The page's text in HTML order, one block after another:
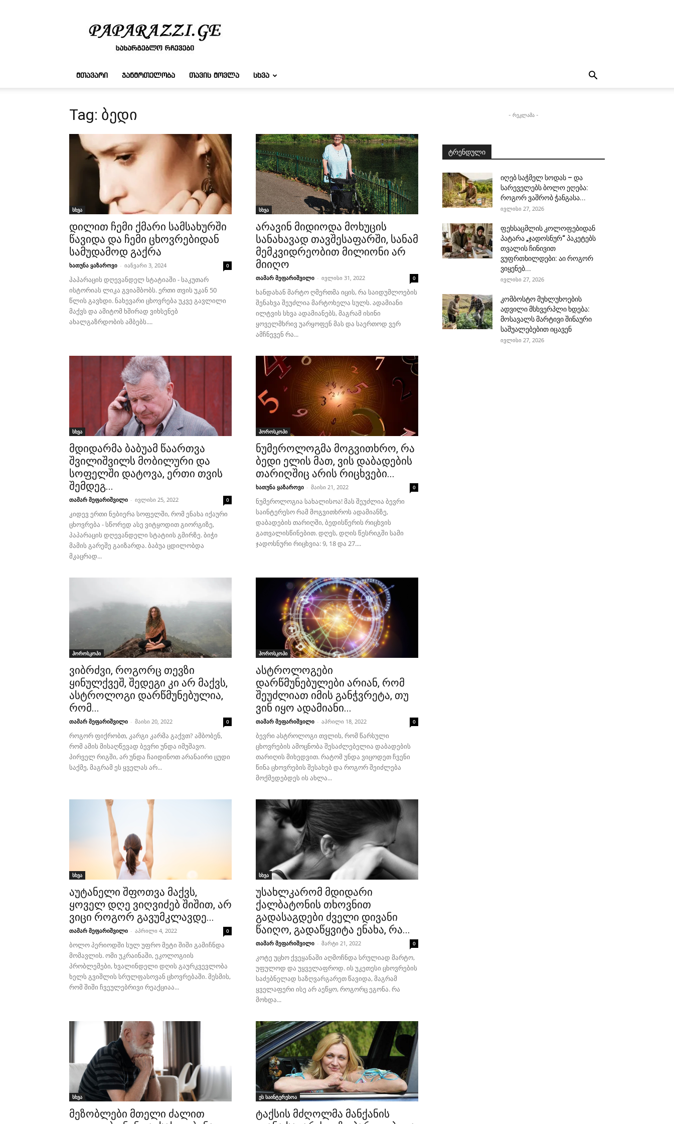
რჩევები
ᲛᲗᲐᲕᲐᲠᲘ ᲯᲐᲜᲛᲠᲗᲔᲚᲝᲑᲐ ᲗᲐᲕᲘᲡ ᲛᲝᲕᲚᲐ ᲡᲮᲕᲐ
Tag: ბედი
სხვა
დილით ჩემი ქმარი სამსახურში
წავიდა და ჩემი ცხოვრებიდან
სამუდამოდ გაქრა
ხათუნა ყაზაროვი - იანვარი 3, 2024 0
პაპარაცის დღევანდელ სტატიაში - საკუთარ
ისტორიას ლიკა გვიამბობს. ერთი თვის უკან 50
წლის გავხდი. ნახევარი ცხოვრება უკვე გავლილი
მაქვს და ამიტომ ხშირად ვიხსენებ
ახალგაზრდობის ამბებს....
სხვა
არავინ მიდიოდა მოხუცის
სანახავად თავშესაფარში, სანამ
მემკვიდრეობით მილიონი არ
მიიღო
თამარ მეფარიშვილი - ივლისი 31, 2022 0
ხანდახან მარტო ღმერთმა იცის, რა საიდუმლოების
შენახვა შეუძლია მარტოხელა სულს. ადამიანი
ილტვის სხვა ადამიანებს, მაგრამ ისინი
ყოველმხრივ უარყოფენ მას და საერთოდ ვერ
ამჩნევენ რა...
სხვა
მდიდარმა ბაბუამ წაართვა
შვილიშვილს მობილური და
სოფელში დატოვა, ერთი თვის
შემდეგ...
თამარ მეფარიშვილი - ივლისი 25, 2022 0
კიდევ ერთი ნებიერა სოფელში, რომ ენახა იქაური
ცხოვრება - სწორედ ასე ვიტყოდით გიორგიზე,
პაპარაცის დღევანდელი სტატიის გმირზე. ბიჭი
მამის გარეშე გაიზარდა. ბაბუა ცდილობდა
მკაცრად...
ჰოროსკოპი
ნუმეროლოგმა მოგვითხრო, რა
ბედი ელის მათ, ვის დაბადების
თარიღშიც არის რიცხვები...
ხათუნა ყაზაროვი - მაისი 21, 2022 0
ნუმეროლოგია სახალისოა! მას შეუძლია ბევრი
საინტერესო რამ მოგვითხროს ადამიანზე,
დაბადების თარიღში, ბედისწერის რიცხვის
გათვალისწინებით. დღეს, დღის წესრიგში სამი
ჯადოსნური რიცხვია: 9, 18 და 27....
ჰოროსკოპი
ვიბრძვი, როგორც თევზი
ყინულქვეშ, შედეგი კი არ მაქვს,
ასტროლოგი დარწმუნებულია,
რომ...
თამარ მეფარიშვილი - მაისი 20, 2022 0
როგორ ფიქრობთ, კარგი კარმა გაქვთ? ამბობენ,
რომ ამის მისაღწევად ბევრი უნდა იმუშავო.
პირველ რიგში, არ უნდა ჩაიდინოთ არანაირი ცუდი
საქმე, მაგრამ ეს ყველას არ...
ჰოროსკოპი
ასტროლოგები
დარწმუნებულები არიან, რომ
შეუძლიათ იმის განჭვრეტა, თუ
ვინ იყო ადამიანი...
თამარ მეფარიშვილი - აპრილი 18, 2022 0
ბევრი ასტროლოგი თვლის, რომ წარსული
ცხოვრების ამოცნობა შესაძლებელია დაბადების
თარიღის მიხედვით. რატომ უნდა ვიცოდეთ ჩვენი
წინა ცხოვრების შესახებ და როგორ შეიძლება
მოქმედებდეს ის ახლა...
სხვა
აუტანელი შფოთვა მაქვს,
ყოველ დღე ვიღვიძებ შიშით, არ
ვიცი როგორ გავუმკლავდე...
თამარ მეფარიშვილი - აპრილი 4, 2022 0
ბოლო პერიოდში სულ უფრო მეტი შიში გამიჩნდა
მომავლის. ომი უკრაინაში, ეკოლოგიის
პრობლემები, ხვალინდელი დღის გაურკვევლობა
ხელს გვიშლის სრულფასოვან ცხოვრებაში. მესმის,
რომ შიში ჩვეულებრივი რეაქციაა...
სხვა
უსახლკარომ მდიდარი
ქალბატონის თხოვნით
გადასაგდები ძველი დივანი
წაიღო, გადაწყვიტა ენახა, რა...
თამარ მეფარიშვილი - მარტი 21, 2022 0
კოტე უცხო ქვეყანაში აღმოჩნდა სრულიად მარტო,
უფულოდ და უყველაფროდ. ის უკეთესი ცხოვრების
საძებნელად საზღვარგარეთ წავიდა, მაგრამ
ყველაფერი ისე არ აეწყო, როგორც ეგონა. რა
მოხდა...
სხვა
მეზობლები მთელი ძალით
ეს საინტერესოა
ტაქსის მძღოლმა მანქანის
- რეკლამა -
ტრენდული
იღებ საჭმელ სოდას – და
სარეველებს ბოლო ეღება:
როგორ ვაშრობ ჭანგასა...
ივლისი 27, 2026
ფეხსაცმლის კოლოფებიდან
პატარა „ჯადოსნურ“ პაკეტებს
თვალის ჩინივით
ვუფრთხილდები: აი როგორ
ვიყენებ...
ივლისი 27, 2026
კომბოსტო მუხლუხოების
ადვილი მსხვერპლი ხდება:
მოსავალს მარტივი შინაური
საშუალებებით იცავენ
ივლისი 27, 2026